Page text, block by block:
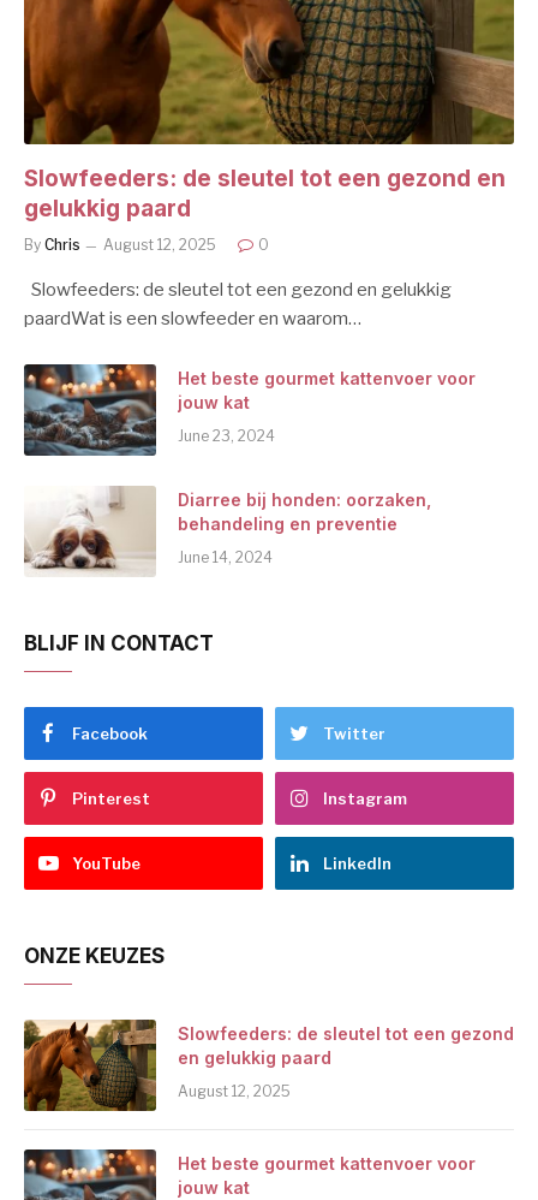
Slowfeeders: de sleutel tot een gezond en
gelukkig paard
By Chris August 12, 2025 0
Slowfeeders: de sleutel tot een gezond en gelukkig
paardWat is een slowfeeder en waarom…
Het beste gourmet kattenvoer voor
jouw kat
June 23, 2024
Diarree bij honden: oorzaken,
behandeling en preventie
June 14, 2024
BLIJF IN CONTACT
Facebook Twitter
Pinterest Instagram
YouTube LinkedIn
ONZE KEUZES
Slowfeeders: de sleutel tot een gezond
en gelukkig paard
August 12, 2025
Het beste gourmet kattenvoer voor
jouw kat